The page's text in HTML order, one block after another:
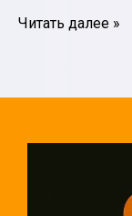
Почему
Читать далее »